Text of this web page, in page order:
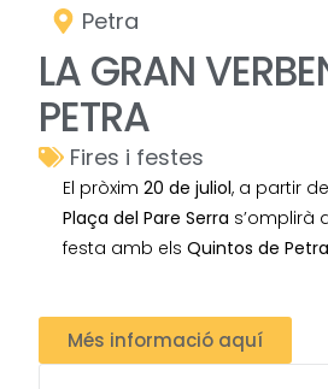
Petra
LA GRAN
PETRA
Fires i festes
El pròxim20 de juliol, a partir
Plaça del Pare Serra s’omplirà
festa amb elsQuintos de
Més informació aquí